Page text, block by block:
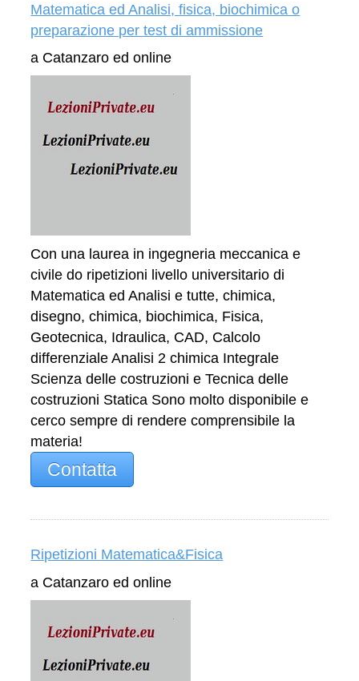
Matematica ed Analisi, fisica, biochimica o
preparazione per test di ammissione
a Catanzaro ed online
Con una laurea in ingegneria meccanica e
civile do ripetizioni livello universitario di
Matematica ed Analisi e tutte, chimica,
disegno, chimica, biochimica, Fisica,
Geotecnica, Idraulica, CAD, Calcolo
differenziale Analisi 2 chimica Integrale
Scienza delle costruzioni e Tecnica delle
costruzioni Statica Sono molto disponibile e
cerco sempre di rendere comprensibile la
materia!
Contatta
Ripetizioni Matematica&Fisica
a Catanzaro ed online